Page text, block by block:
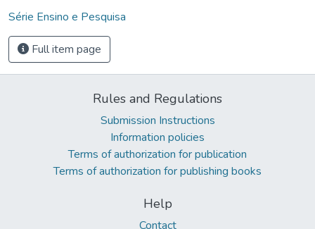
Série Ensino e Pesquisa
Full item page
Rules and Regulations
Submission Instructions
Information policies
Terms of authorization for publication
Terms of authorization for publishing books
Help
Contact